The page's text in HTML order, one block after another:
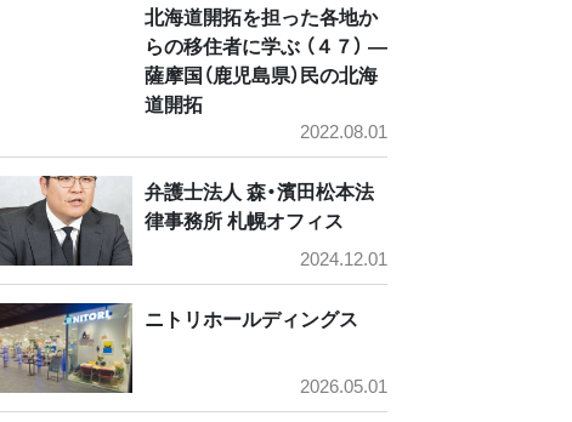
北海道開拓を担った各地か
らの移住者に学ぶ （４７） ―
薩摩国（鹿児島県）民の北海
道開拓
2022.08.01
弁護士法人 森・濱田松本法
律事務所 札幌オフィス
2024.12.01
ニトリホールディングス
2026.05.01